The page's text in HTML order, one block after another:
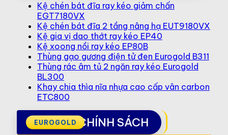
Kệ chén bát đĩa ray kéo giảm chấn
EGT7180VX
Kệ chén bát đĩa 2 tầng nâng hạ EUT9180VX
Kệ gia vị dao thớt ray kéo EP40
Kệ xoong nồi ray kéo EP80B
Thùng gạo gương điện tử đen Eurogold B311
Thùng rác âm tủ 2 ngăn ray kéo Eurogold
BL300
Khay chia thìa nĩa nhựa cao cấp vân carbon
ETC800
CHÍNH SÁCH